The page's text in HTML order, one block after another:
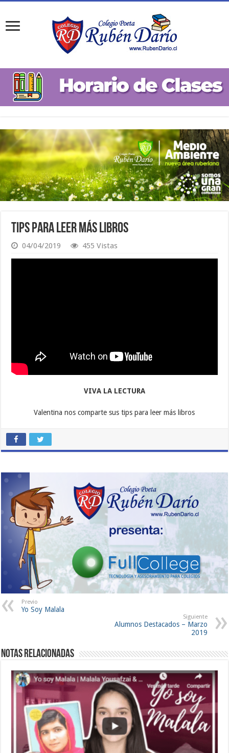
Tips para leer más libros
04/04/2019 455 Vistas
VIVA LA LECTURA
Valentina nos comparte sus tips para leer más libros
Previo
Yo Soy Malala
Siguiente
Alumnos Destacados – Marzo
2019
Notas Relacionadas